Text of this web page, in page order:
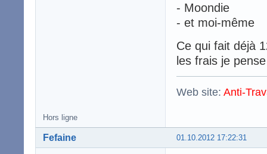
- Moondie
- et moi-même
Ce qui fait déjà
les frais je
Web site: Anti-
Hors ligne
01.10.2012 17:22:31
Fefaine